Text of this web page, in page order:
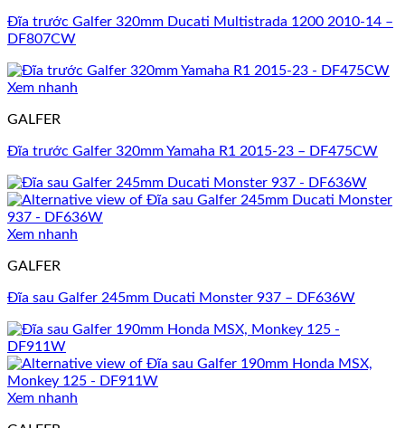
Đĩa trước Galfer 320mm Ducati Multistrada 1200 2010-14 –
DF807CW
Xem nhanh
GALFER
Đĩa trước Galfer 320mm Yamaha R1 2015-23 – DF475CW
Xem nhanh
GALFER
Đĩa sau Galfer 245mm Ducati Monster 937 – DF636W
Xem nhanh